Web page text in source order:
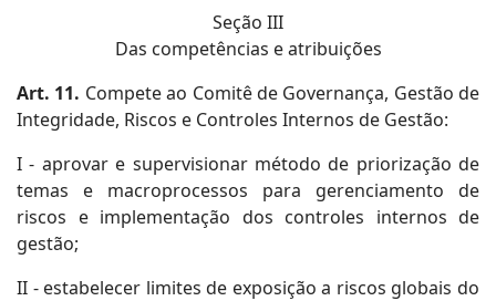
Seção III
Das competências e atribuições
Art. 11. Compete ao Comitê de Governança, Gestão de
Integridade, Riscos e Controles Internos de Gestão:
I - aprovar e supervisionar método de priorização de
temas e macroprocessos para gerenciamento de
riscos e implementação dos controles internos de
gestão;
II - estabelecer limites de exposição a riscos globais do